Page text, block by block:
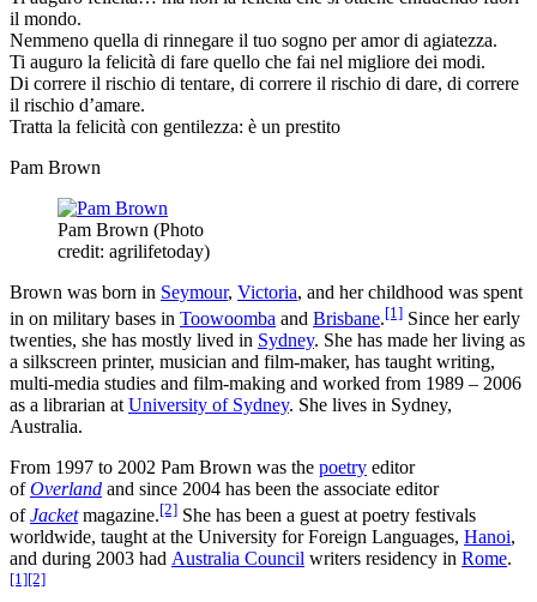
il mondo.
Nemmeno quella di rinnegare il tuo sogno per amor di agiatezza.
Ti auguro la felicità di fare quello che fai nel migliore dei modi.
Di correre il rischio di tentare, di correre il rischio di dare, di correre
il rischio d’amare.
Tratta la felicità con gentilezza: è un prestito
Pam Brown
Pam Brown (Photo
credit: agrilifetoday)
Brown was born in Seymour, Victoria, and her childhood was spent
in on military bases in Toowoomba and Brisbane.[1] Since her early
twenties, she has mostly lived in Sydney. She has made her living as
a silkscreen printer, musician and film-maker, has taught writing,
multi-media studies and film-making and worked from 1989 – 2006
as a librarian at University of Sydney. She lives in Sydney,
Australia.
From 1997 to 2002 Pam Brown was the poetry editor
ofOverland and since 2004 has been the associate editor
ofJacketmagazine.[2] She has been a guest at poetry festivals
worldwide, taught at the University for Foreign Languages, Hanoi,
and during 2003 had Australia Council writers residency in Rome.
[1][2]